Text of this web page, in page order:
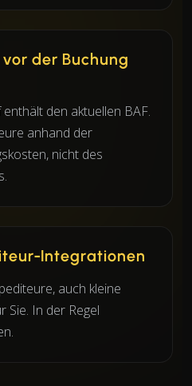
der Buchung
den aktuellen BAF.
anhand der
nicht des
Integrationen
auch kleine
Sie. In der Regel